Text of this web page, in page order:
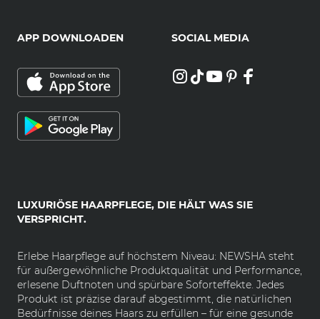
LUXURIÖSE HAARPFLEGE, DIE HÄLT WAS SIE
VERSPRICHT.
Erlebe Haarpflege auf höchstem Niveau: NEWSHA steht
für außergewöhnliche Produktqualität und Performance,
erlesene Duftnoten und spürbare Soforteffekte. Jedes
Produkt ist präzise darauf abgestimmt, die natürlichen
Bedürfnisse deines Haars zu erfüllen – für eine gesunde
APP DOWNLOADEN SOCIAL MEDIA